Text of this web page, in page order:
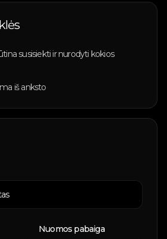
susisiekti ir nurodyti kokios
iš anksto
Nuomos pabaiga